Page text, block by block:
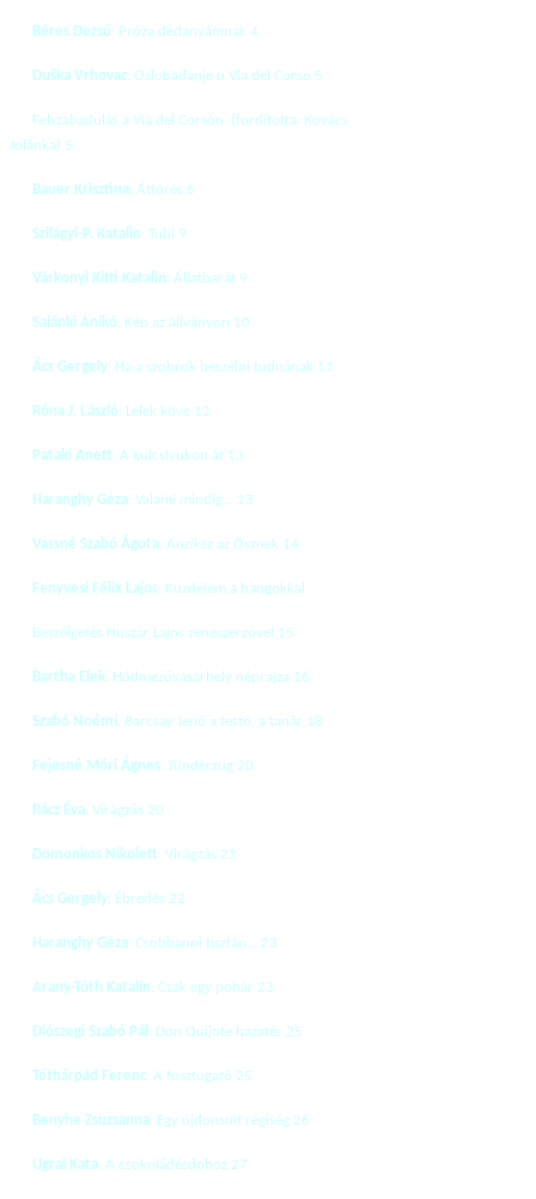
Béres Dezső: Próza dédanyámnak 4
Duška Vrhovac: Oslobađanje u Via del Corso 5
Felszabadulás a Via del Corsón: (fordította: Kovács
Jolánka) 5
Bauer Krisztina: Áttörés 6
Szilágyi-P. Katalin: Tubi 9
Várkonyi Kitti Katalin: Állatbarát 9
Salánki Anikó: Kép az állványon 10
Ács Gergely: Ha a szobrok beszélni tudnának 11
Róna J. László: Lélek köve 12
Pataki Anett: A kulcslyukon át 13
Haranghy Géza: Valami mindig... 13
Vassné Szabó Ágota: Anziksz az Ősznek 14
Fenyvesi Félix Lajos: Küzdelem a hangokkal
Beszélgetés Huszár Lajos zeneszerzővel 15
Bartha Elek: Hódmezővásárhely néprajza 16
Szabó Noémi: Barcsay Jenő a festő, a tanár 18
Fejesné Móri Ágnes: Tündérzug 20
Rácz Éva: Virágzás 20
Domonkos Nikolett: Virágzás 21
Ács Gergely: Ébredés 22
Haranghy Géza: Csobbanni tisztán... 23
Arany-Tóth Katalin: Csak egy pohár 23
Diószegi Szabó Pál : Don Quijote hazatér 25
Tóthárpád Ferenc: A fosztogató 25
Benyhe Zsuzsanna: Egy újdonsült régiség 26
Ugrai Kata: A csokoládésdoboz 27